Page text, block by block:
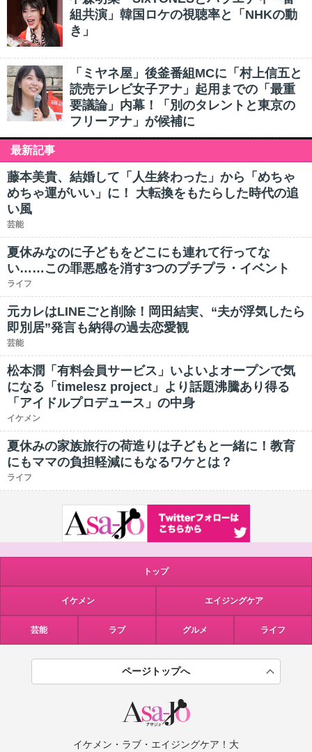
組共演」韓国ロケの視聴率と「NHKの動
き」
「ミヤネ屋」後釜番組MCに「村上信五と
読売テレビ女子アナ」起用までの「最重
要議論」内幕！「別のタレントと東京の
フリーアナ」が候補に
最新記事
藤本美貴、結婚して「人生終わった」から「めちゃ
めちゃ運がいい」に！ 大転換をもたらした時代の追
い風
芸能
夏休みなのに子どもをどこにも連れて行ってな
い……この罪悪感を消す3つのプチプラ・イベント
ライフ
元カレはLINEごと削除！岡田結実、“夫が浮気したら
即別居”発言も納得の過去恋愛観
芸能
松本潤「有料会員サービス」いよいよオープンで気
になる「timelesz project」より話題沸騰あり得る
「アイドルプロデュース」の中身
イケメン
夏休みの家族旅行の荷造りは子どもと一緒に！教育
にもママの負担軽減にもなるワケとは？
ライフ
トップ
イケメン エイジングケア
芸能 ラブ グルメ ライフ
ページトップへ
イケメン・ラブ・エイジングケア！大